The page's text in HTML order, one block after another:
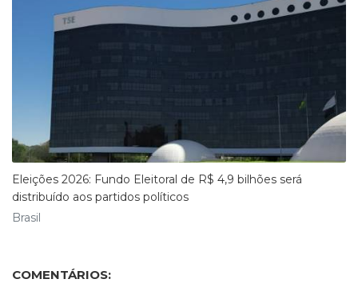
Eleições 2026: Fundo Eleitoral de R$ 4,9 bilhões será
distribuído aos partidos políticos
Brasil
COMENTÁRIOS: